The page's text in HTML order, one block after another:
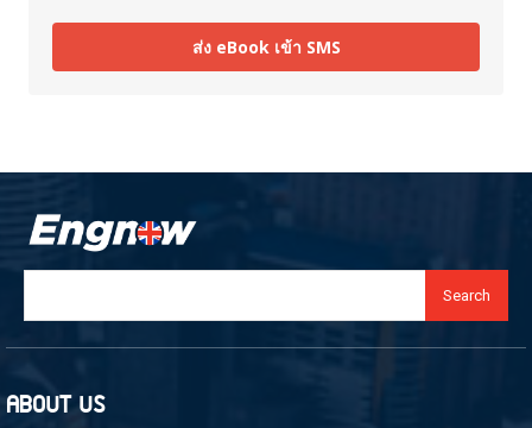
ส่ง eBook เข้า SMS
Search
ABOUT US